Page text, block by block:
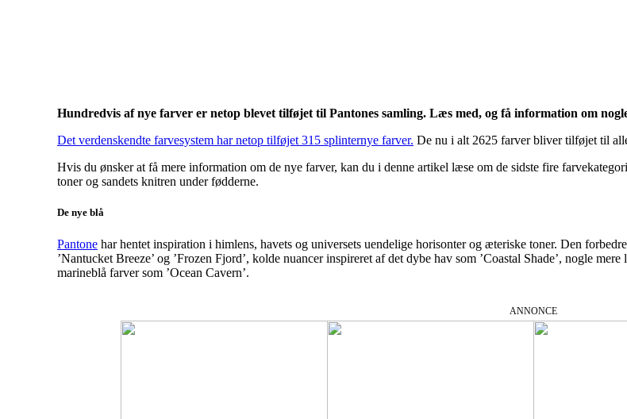
Hundredvis af nye farver er netop blevet tilføjet til Pantones samling. Læs med, og få information om
Det verdenskendte farvesystem har netop tilføjet 315 splinternye farver. De nu i alt 2625 farver bliver tilføjet til
Hvis du ønsker at få mere information om de nye farver, kan du i denne artikel læse om de sidste fire
toner og sandets knitren under fødderne.
De nye blå
Pantone har hentet inspiration i himlens, havets og universets uendelige horisonter og æteriske toner. Den
’Nantucket Breeze’ og ’Frozen Fjord’, kolde nuancer inspireret af det dybe hav som ’Coastal Shade’, nogle
marineblå farver som ’Ocean Cavern’.
ANNONCE